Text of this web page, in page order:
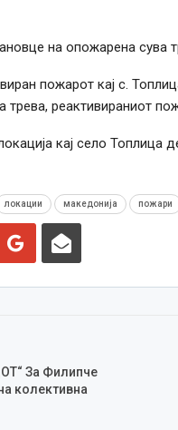
на опожарена сува
пожарот кај с.
реактивираниот
кај село Топлица
локации македонија пожари
За Филипче
колективна